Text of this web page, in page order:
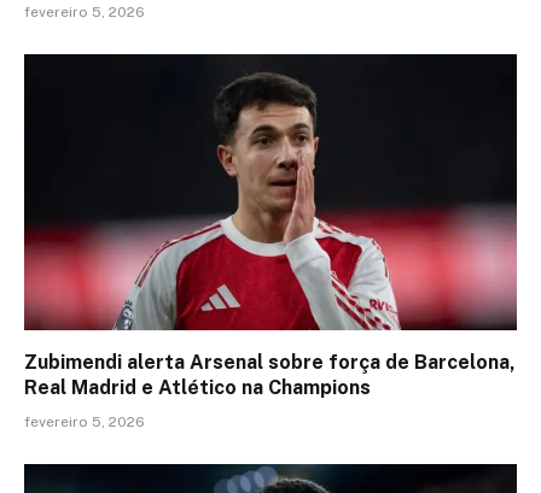
fevereiro 5, 2026
Zubimendi alerta Arsenal sobre força de Barcelona,
Real Madrid e Atlético na Champions
fevereiro 5, 2026